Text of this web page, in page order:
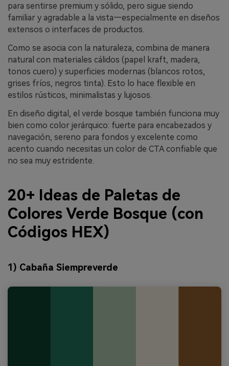
para sentirse premium y sólido, pero sigue siendo
familiar y agradable a la vista—especialmente en diseños
extensos o interfaces de productos.
Como se asocia con la naturaleza, combina de manera
natural con materiales cálidos (papel kraft, madera,
tonos cuero) y superficies modernas (blancos rotos,
grises fríos, negros tinta). Esto lo hace flexible en
estilos rústicos, minimalistas y lujosos.
En diseño digital, el verde bosque también funciona muy
bien como color jerárquico: fuerte para encabezados y
navegación, sereno para fondos y excelente como
acento cuando necesitas un color de CTA confiable que
no sea muy estridente.
20+ Ideas de Paletas de
Colores Verde Bosque (con
Códigos HEX)
1) Cabaña Siempreverde